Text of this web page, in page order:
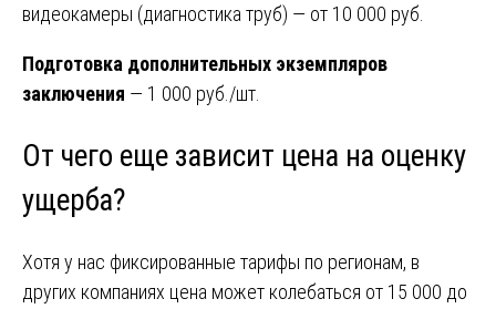
видеокамеры (диагностика труб) — от 10 000 руб.
Подготовка дополнительных экземпляров
заключения — 1 000 руб./шт.
От чего еще зависит цена на оценку
ущерба?
Хотя у нас фиксированные тарифы по регионам, в
других компаниях цена может колебаться от 15 000 до